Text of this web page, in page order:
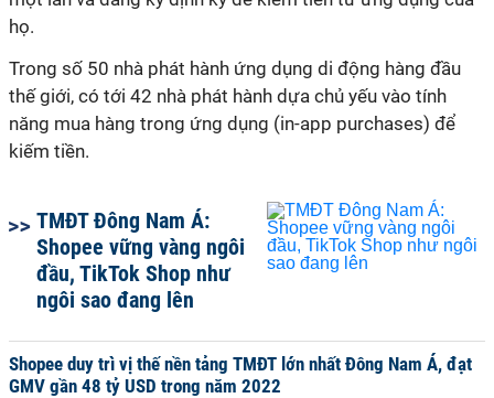
họ.
Trong số 50 nhà phát hành ứng dụng di động hàng đầu
thế giới, có tới 42 nhà phát hành dựa chủ yếu vào tính
năng mua hàng trong ứng dụng (in-app purchases) để
kiếm tiền.
TMĐT Đông Nam Á:
Shopee vững vàng ngôi
đầu, TikTok Shop như
ngôi sao đang lên
Shopee duy trì vị thế nền tảng TMĐT lớn nhất Đông Nam Á, đạt
GMV gần 48 tỷ USD trong năm 2022